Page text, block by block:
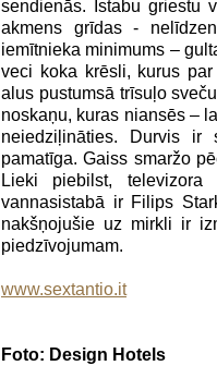
sendienās. Istabu griestu
akmens grīdas -
iemītnieka minimums –
veci koka krēsli, kurus
alus pustumsā trīsuļo
noskaņu, kuras niansēs –
neiedziļināties. Durvis
pamatīga. Gaiss smaržo
Lieki piebilst,
vannasistabā ir Filips
nakšņojušie uz mirkli ir
piedzīvojumam.
www.sextantio.it
Foto: Design Hotels